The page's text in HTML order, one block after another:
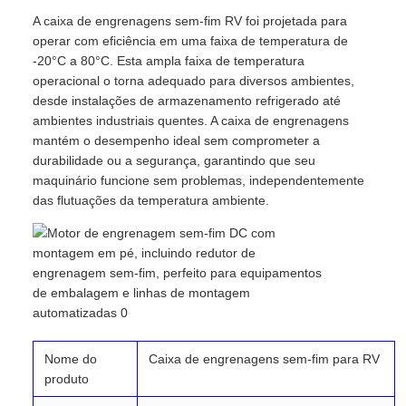
A caixa de engrenagens sem-fim RV foi projetada para
operar com eficiência em uma faixa de temperatura de
-20°C a 80°C. Esta ampla faixa de temperatura
operacional o torna adequado para diversos ambientes,
desde instalações de armazenamento refrigerado até
ambientes industriais quentes. A caixa de engrenagens
mantém o desempenho ideal sem comprometer a
durabilidade ou a segurança, garantindo que seu
maquinário funcione sem problemas, independentemente
das flutuações da temperatura ambiente.
Nome do
produto
Caixa de engrenagens sem-fim para RV